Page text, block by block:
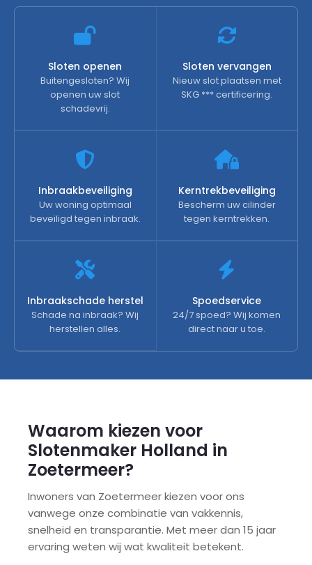
Sloten openen
Buitengesloten? Wij
openen uw slot
schadevrij.
Sloten vervangen
Nieuw slot plaatsen met
SKG *** certificering.
Inbraakbeveiliging
Uw woning optimaal
beveiligd tegen inbraak.
Kerntrekbeveiliging
Bescherm uw cilinder
tegen kerntrekken.
Inbraakschade herstel
Schade na inbraak? Wij
herstellen alles.
Spoedservice
24/7 spoed? Wij komen
direct naar u toe.
Waarom kiezen voor
Slotenmaker Holland in
Zoetermeer?
Inwoners van Zoetermeer kiezen voor ons
vanwege onze combinatie van vakkennis,
snelheid en transparantie. Met meer dan 15 jaar
ervaring weten wij wat kwaliteit betekent.